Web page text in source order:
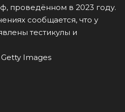
проведённом в 2023 году.
сообщается, что у
тестикулы и
Images